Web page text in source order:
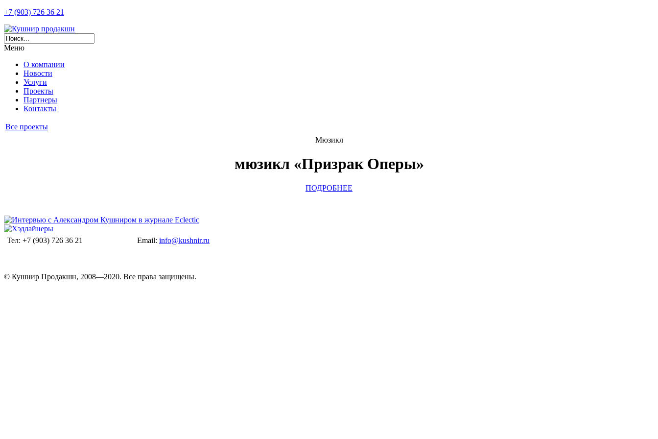
+7 (903) 726 36 21
Меню
О компании
Новости
Услуги
Проекты
Партнеры
Контакты
Все проекты
Мюзикл
мюзикл «Призрак Оперы»
ПОДРОБНЕЕ
Тел: +7 (903) 726 36 21 Email: info@kushnir.ru
© Кушнир Продакшн, 2008—2020. Все права защищены.